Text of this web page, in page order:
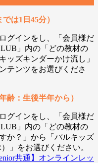
は1日45分）
グインをし、「会員様だ
」内の「どの教材の
ッズキンダーかけ流し」
テンツをお選びくださ
齢：生後半年から）
グインをし、「会員様だ
」内の「どの教材の
か？」から「パルキッズ
」をお選びください。
共通】オンラインレッ